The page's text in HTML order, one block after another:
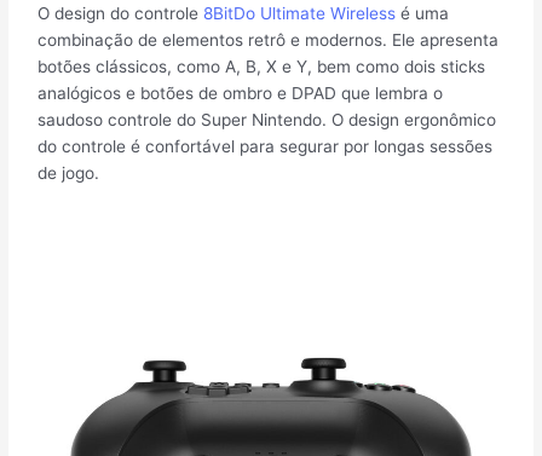
O design do controle 8BitDo Ultimate Wireless é uma
combinação de elementos retrô e modernos. Ele apresenta
botões clássicos, como A, B, X e Y, bem como dois sticks
analógicos e botões de ombro e DPAD que lembra o
saudoso controle do Super Nintendo. O design ergonômico
do controle é confortável para segurar por longas sessões
de jogo.